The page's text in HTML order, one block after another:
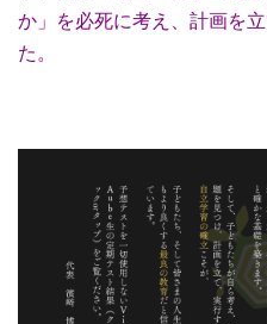
か」を必死に考え、計画を
た。